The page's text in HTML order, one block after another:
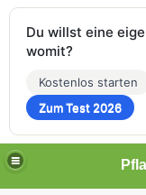
Du willst eine
womit?
Kostenlos starten
Zum Test 2026